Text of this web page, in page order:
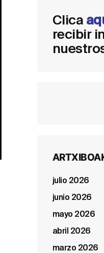
Clica
recibir
julio 2026
junio 2026
mayo 2026
abril 2026
marzo 2026